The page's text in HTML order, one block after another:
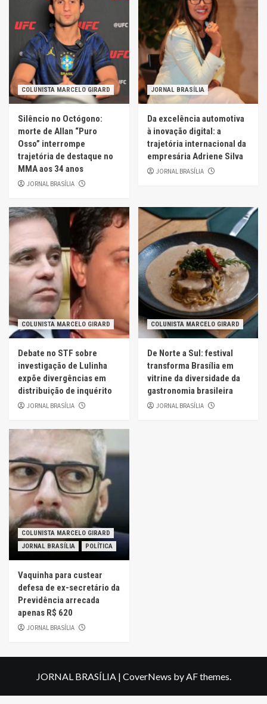
COLUNISTA MARCELO GIRARD
Silêncio no Octógono:
morte de Allan “Puro
Osso” interrompe
trajetória de destaque no
MMA aos 34 anos
JORNAL BRASÍLIA
JORNAL BRASÍLIA
Da excelência automotiva
à inovação digital: a
trajetória internacional da
empresária Adriene Silva
JORNAL BRASÍLIA
COLUNISTA MARCELO GIRARD
Debate no STF sobre
investigação de Lulinha
expõe divergências em
distribuição de inquérito
JORNAL BRASÍLIA
COLUNISTA MARCELO GIRARD
De Norte a Sul: festival
transforma Brasília em
vitrine da diversidade da
gastronomia brasileira
JORNAL BRASÍLIA
COLUNISTA MARCELO GIRARD
JORNAL BRASÍLIA
POLÍTICA
Vaquinha para custear
defesa de ex-secretário da
Previdência arrecada
apenas R$ 620
JORNAL BRASÍLIA
JORNAL BRASÍLIA | CoverNews by AF themes.